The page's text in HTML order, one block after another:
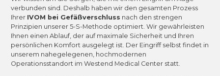
verbunden sind. Deshalb haben wir den gesamten Prozess
Ihrer IVOM bei Gefäßverschluss nach den strengen
Prinzipien unserer 5-S-Methode optimiert. Wir gewährleisten
Ihnen einen Ablauf, der auf maximale Sicherheit und Ihren
persönlichen Komfort ausgelegt ist. Der Eingriff selbst findet in
unserem nahegelegenen, hochmodernen
Operationsstandort im Westend Medical Center statt.